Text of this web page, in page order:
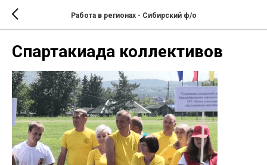
Работа в регионах - Сибирский ф/о
Спартакиада коллективов